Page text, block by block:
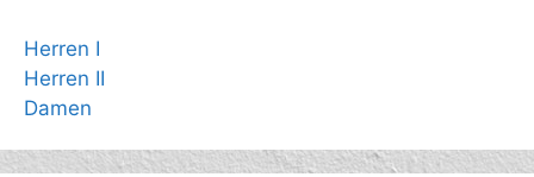
Herren I
Herren II
Damen